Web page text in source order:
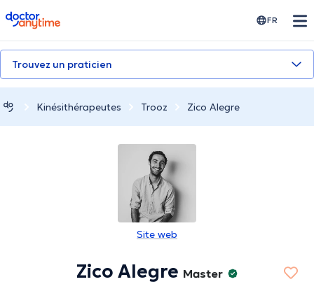
doctoranytime FR
Trouvez un praticien
Kinésithérapeutes Trooz Zico Alegre
Site web
Zico Alegre Master